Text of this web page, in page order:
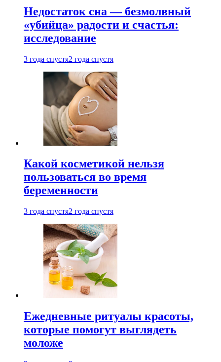
Недостаток сна — безмолвный
«убийца» радости и счастья:
исследование
3 года спустя2 года спустя
Какой косметикой нельзя
пользоваться во время
беременности
3 года спустя2 года спустя
Ежедневные ритуалы красоты,
которые помогут выглядеть
моложе